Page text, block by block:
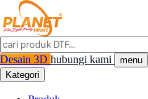
Desain 3D hubungi kami
menu
Kategori